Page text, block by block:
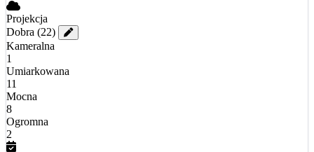
Projekcja
Dobra (22)
Kameralna
1
Umiarkowana
11
Mocna
8
Ogromna
2